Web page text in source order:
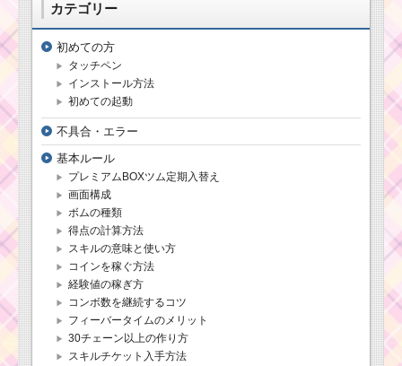
カテゴリー
初めての方
タッチペン
インストール方法
初めての起動
不具合・エラー
基本ルール
プレミアムBOXツム定期入替え
画面構成
ボムの種類
得点の計算方法
スキルの意味と使い方
コインを稼ぐ方法
経験値の稼ぎ方
コンボ数を継続するコツ
フィーバータイムのメリット
30チェーン以上の作り方
スキルチケット入手方法